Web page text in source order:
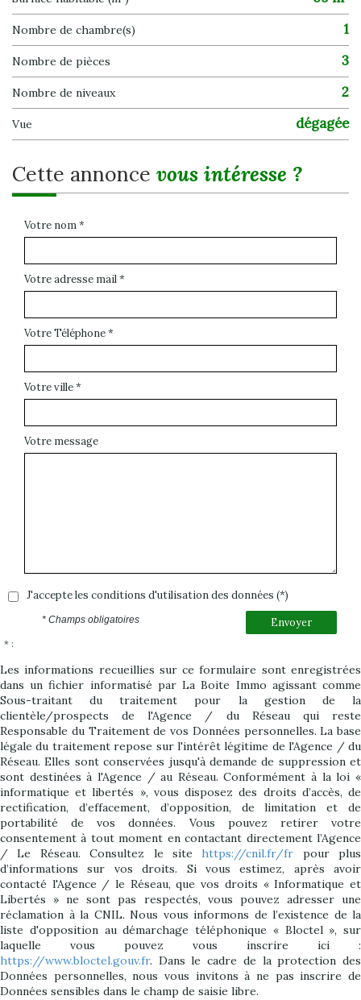
Nombre de chambre(s) 1
Nombre de pièces 3
Nombre de niveaux 2
Vue dégagée
cette annonce vous intéresse ?
Votre nom *
Votre adresse mail *
Votre Téléphone *
Votre ville *
Votre message
J'accepte les conditions d'utilisation des données (*)
Envoyer
* Champs obligatoires
* :
Les informations recueillies sur ce formulaire sont enregistrées
dans un fichier informatisé par La Boite Immo agissant comme
Sous-traitant du traitement pour la gestion de la
clientèle/prospects de l'Agence / du Réseau qui reste
Responsable du Traitement de vos Données personnelles. La base
légale du traitement repose sur l'intérêt légitime de l'Agence / du
Réseau. Elles sont conservées jusqu'à demande de suppression et
sont destinées à l'Agence / au Réseau. Conformément à la loi «
informatique et libertés », vous disposez des droits d’accès, de
rectification, d’effacement, d’opposition, de limitation et de
portabilité de vos données. Vous pouvez retirer votre
consentement à tout moment en contactant directement l’Agence
/ Le Réseau. Consultez le sitehttps://cnil.fr/fr pour plus
d’informations sur vos droits. Si vous estimez, après avoir
contacté l'Agence / le Réseau, que vos droits « Informatique et
Libertés » ne sont pas respectés, vous pouvez adresser une
réclamation à la CNIL. Nous vous informons de l’existence de la
liste d'opposition au démarchage téléphonique « Bloctel », sur
laquelle vous pouvez vous inscrire ici :
https://www.bloctel.gouv.fr. Dans le cadre de la protection des
Données personnelles, nous vous invitons à ne pas inscrire de
Données sensibles dans le champ de saisie libre.